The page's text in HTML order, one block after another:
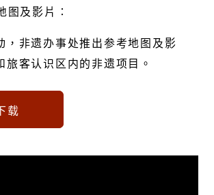
图及影片∶
，非遗办事处推出参考地图及影
旅客认识区内的非遗项目。
载